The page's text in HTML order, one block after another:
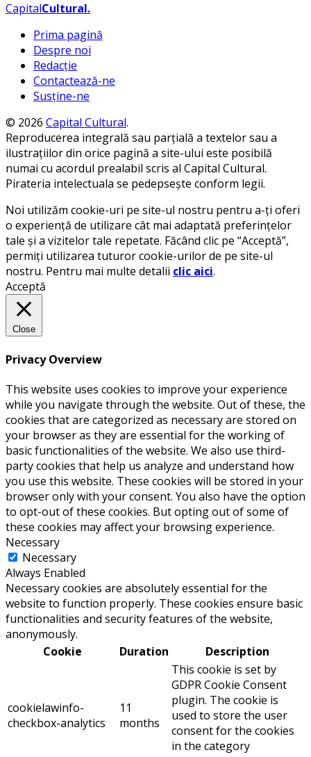
CapitalCultural.
Prima pagină
Despre noi
Redacție
Contactează-ne
Susține-ne
© 2026 Capital Cultural.
Reproducerea integrală sau parțială a textelor sau a
ilustrațiilor din orice pagină a site-ului este posibilă
numai cu acordul prealabil scris al Capital Cultural.
Pirateria intelectuala se pedepsește conform legii.
Noi utilizăm cookie-uri pe site-ul nostru pentru a-ți oferi
o experiență de utilizare cât mai adaptată preferințelor
tale și a vizitelor tale repetate. Făcând clic pe “Acceptă”,
permiți utilizarea tuturor cookie-urilor de pe site-ul
nostru. Pentru mai multe detalii clic aici.
Acceptă
Close
Privacy Overview
This website uses cookies to improve your experience
while you navigate through the website. Out of these, the
cookies that are categorized as necessary are stored on
your browser as they are essential for the working of
basic functionalities of the website. We also use third-
party cookies that help us analyze and understand how
you use this website. These cookies will be stored in your
browser only with your consent. You also have the option
to opt-out of these cookies. But opting out of some of
these cookies may affect your browsing experience.
Necessary
Necessary
Always Enabled
Necessary cookies are absolutely essential for the
website to function properly. These cookies ensure basic
functionalities and security features of the website,
anonymously.
Cookie
Duration Description
cookielawinfo-
checkbox-analytics
11
months
This cookie is set by
GDPR Cookie Consent
plugin. The cookie is
used to store the user
consent for the cookies
in the category